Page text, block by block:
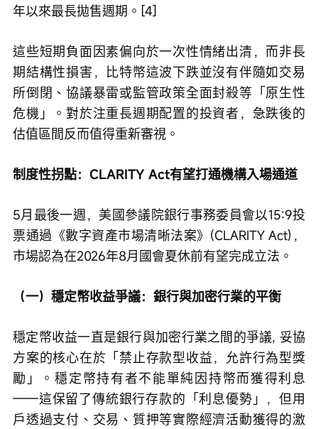
年以來最長拋售週期。[4]
這些短期負面因素偏向於一次性情緒出清，而非長
期結構性損害，比特幣這波下跌並沒有伴隨如交易
所倒閉、協議暴雷或監管政策全面封殺等「原生性
危機」。對於注重長週期配置的投資者，急跌後的
估值區間反而值得重新審視。
制度性拐點：CLARITY Act有望打通機構入場通道
5月最後一週，美國參議院銀行事務委員會以15:9投
票通過《數字資產市場清晰法案》(CLARITY Act)，
市場認為在2026年8月國會夏休前有望完成立法。
（一）穩定幣收益爭議：銀行與加密行業的平衡
穩定幣收益一直是銀行與加密行業之間的爭議, 妥協
方案的核心在於「禁止存款型收益，允許行為型獎
勵」。穩定幣持有者不能單純因持幣而獲得利息
——這保留了傳統銀行存款的「利息優勢」，但用
戶透過支付、交易、質押等實際經濟活動獲得的激